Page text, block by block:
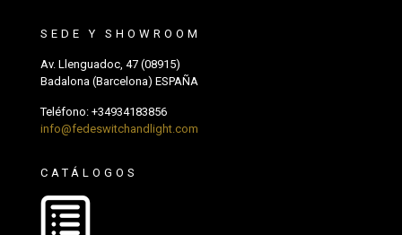
SEDE Y SHOWROOM
Av. Llenguadoc, 47 (08915)
Badalona (Barcelona) ESPAÑA
Teléfono: +34934183856
info@fedeswitchandlight.com
CATÁLOGOS